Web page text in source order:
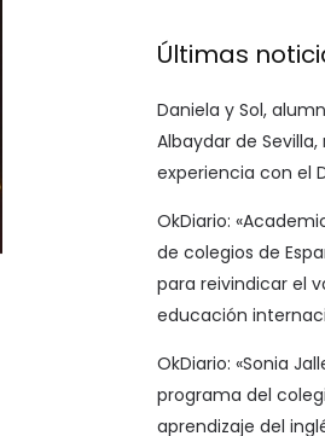
Últimas
Daniela y Sol,
Albaydar de
experiencia con el
OkDiario:
de colegios de
para reivindicar el
educación
OkDiario: «Sonia
programa del
aprendizaje del